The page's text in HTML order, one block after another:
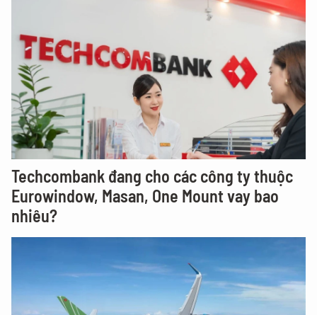
Techcombank đang cho các công ty thuộc
Eurowindow, Masan, One Mount vay bao
nhiêu?